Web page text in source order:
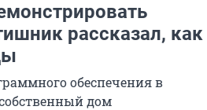
рассказал, как
обеспечения в
дом